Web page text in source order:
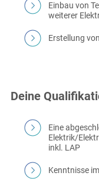
Einbau von
weiterer
Erstellung
Deine
Eine
Elektrik/
inkl. LAP
Kenntnisse